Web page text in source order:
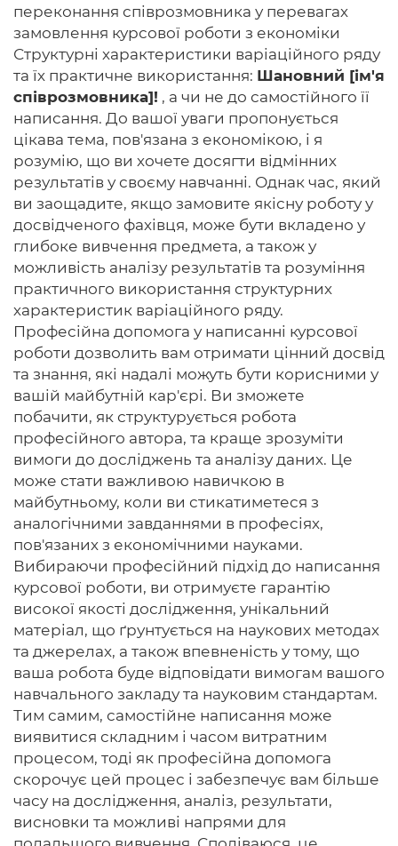
переконання співрозмовника у перевагах
замовлення курсової роботи з економіки
Структурні характеристики варіаційного ряду
та їх практичне використання: Шановний [ім'я
співрозмовника]! , а чи не до самостійного її
написання. До вашої уваги пропонується
цікава тема, пов'язана з економікою, і я
розумію, що ви хочете досягти відмінних
результатів у своєму навчанні. Однак час, який
ви заощадите, якщо замовите якісну роботу у
досвідченого фахівця, може бути вкладено у
глибоке вивчення предмета, а також у
можливість аналізу результатів та розуміння
практичного використання структурних
характеристик варіаційного ряду.
Професійна допомога у написанні курсової
роботи дозволить вам отримати цінний досвід
та знання, які надалі можуть бути корисними у
вашій майбутній кар'єрі. Ви зможете
побачити, як структурується робота
професійного автора, та краще зрозуміти
вимоги до досліджень та аналізу даних. Це
може стати важливою навичкою в
майбутньому, коли ви стикатиметеся з
аналогічними завданнями в професіях,
пов'язаних з економічними науками.
Вибираючи професійний підхід до написання
курсової роботи, ви отримуєте гарантію
високої якості дослідження, унікальний
матеріал, що ґрунтується на наукових методах
та джерелах, а також впевненість у тому, що
ваша робота буде відповідати вимогам вашого
навчального закладу та науковим стандартам.
Тим самим, самостійне написання може
виявитися складним і часом витратним
процесом, тоді як професійна допомога
скорочує цей процес і забезпечує вам більше
часу на дослідження, аналіз, результати,
висновки та можливі напрями для